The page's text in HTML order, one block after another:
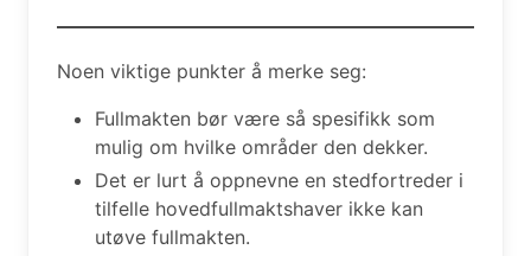
Noen viktige punkter å merke seg:
Fullmakten bør være så spesifikk som
mulig om hvilke områder den dekker.
Det er lurt å oppnevne en stedfortreder i
tilfelle hovedfullmaktshaver ikke kan
utøve fullmakten.